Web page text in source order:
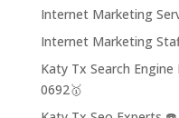
Internet Marketing
Internet Marketing
Katy Tx Search
0692🥇